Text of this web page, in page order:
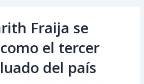
Fraija se
el tercer
del país